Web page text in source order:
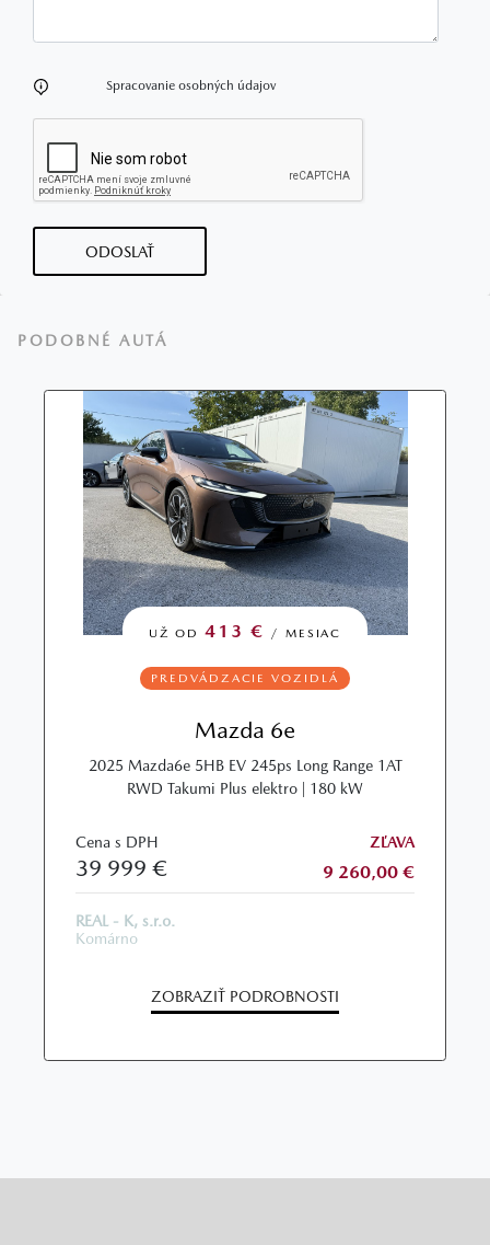
Spracovanie osobných údajov
ODOSLAŤ
PODOBNÉ AUTÁ
UŽ OD413 € / MESIAC
PREDVÁDZACIE VOZIDLÁ
Mazda 6e
2025 Mazda6e 5HB EV 245ps Long Range 1AT
RWD Takumi Plus elektro | 180 kW
Cena s DPH
39 999 €
ZĽAVA
9 260,00 €
REAL - K, s.r.o.
Komárno
ZOBRAZIŤ PODROBNOSTI